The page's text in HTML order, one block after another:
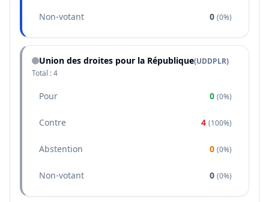
Non-votant 0 (0%)
Union des droites pour la République(UDDPLR)
Total :4
Pour 0 (0%)
Contre 4 (100%)
Abstention 0 (0%)
Non-votant 0 (0%)